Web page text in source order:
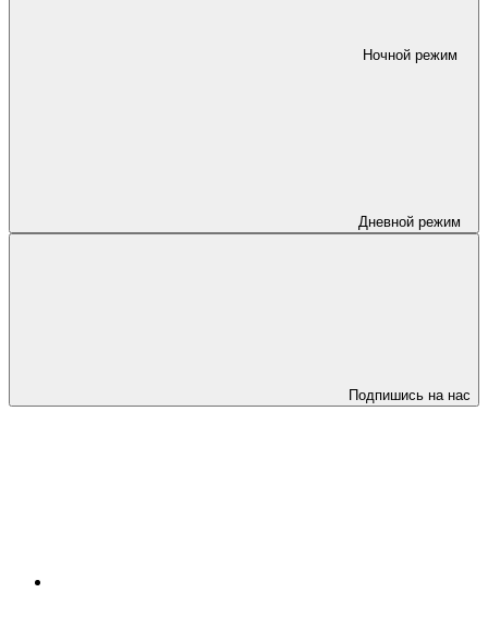
Ночной режим
Дневной режим
Подпишись на нас